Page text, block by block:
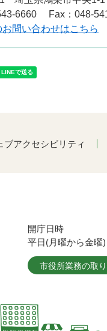
6660
Fax：048-
お問い合わせはこちら
ブアクセシビリティ
開庁日時
平日(月曜から金曜
市役所業務の取